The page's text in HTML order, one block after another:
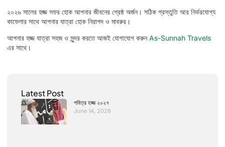
২০২৬ সালের হজ্জ সফর হোক আপনার জীবনের শ্রেষ্ঠ অর্জন। সঠিক প্রস্তুতি আর নির্ভরযোগ্য
কাফেলার সাথে আপনার যাত্রা হোক নিরাপদ ও মাবরুর।
আপনার হজ্জ যাত্রা সহজ ও সুন্দর করতে আজই যোগাযোগ করুনAs-Sunnah Travels
এর সাথে।
Latest Post
পবিত্র হজ্জ ২০২৭
June 14, 2026